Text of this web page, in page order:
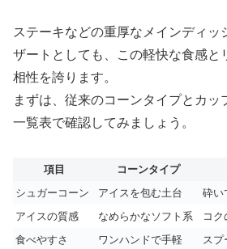
ステーキなどの重厚なメインディッ
ザートとしても、この軽快な食感と
相性を誇ります。
まずは、従来のコーンタイプとカッ
一覧表で確認してみましょう。
項目 コーンタイプ
シュガーコーン
アイスを包む土台
砕い
アイスの質感
なめらかなソフト系
コク
食べやすさ
ワンハンドで手軽
ス